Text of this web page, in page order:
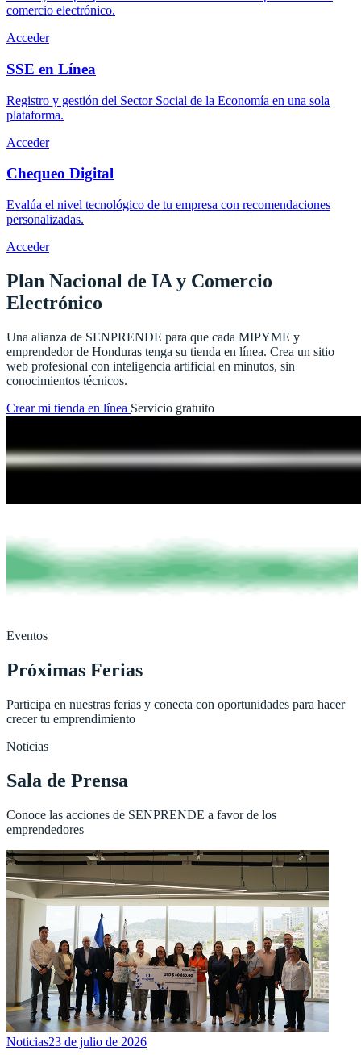
comercio electrónico.
Acceder
SSE en Línea
Registro y gestión del Sector Social de la Economía en una sola
plataforma.
Acceder
Chequeo Digital
Evalúa el nivel tecnológico de tu empresa con recomendaciones
personalizadas.
Acceder
Plan Nacional de IA y Comercio
Electrónico
Una alianza de SENPRENDE para que cada MIPYME y
emprendedor de Honduras tenga su tienda en línea. Crea un sitio
web profesional con inteligencia artificial en minutos, sin
conocimientos técnicos.
Crear mi tienda en línea Servicio gratuito
Eventos
Próximas Ferias
Participa en nuestras ferias y conecta con oportunidades para hacer
crecer tu emprendimiento
Noticias
Sala de Prensa
Conoce las acciones de SENPRENDE a favor de los
emprendedores
Noticias23 de julio de 2026